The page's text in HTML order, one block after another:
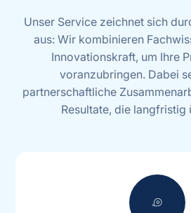
Unser Service zeichnet sich
aus: Wir kombinieren
Innovationskraft, um Ihre
voranzubringen. Dabei
partnerschaftliche
Resultate, die langfristig
measuring_tape